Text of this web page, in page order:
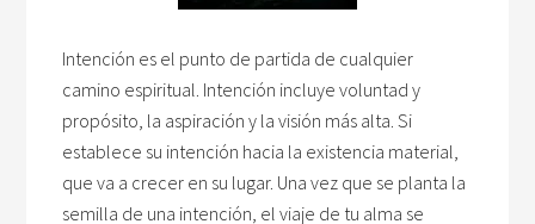
Intención es el punto de partida de cualquier
camino espiritual. Intención incluye voluntad y
propósito, la aspiración y la visión más alta. Si
establece su intención hacia la existencia material,
que va a crecer en su lugar. Una vez que se planta la
semilla de una intención, el viaje de tu alma se